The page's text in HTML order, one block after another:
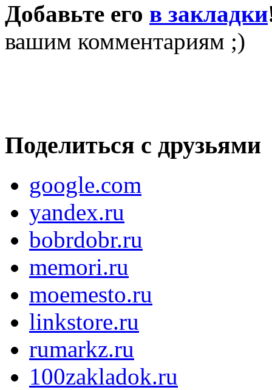
Добавьте его в закладки
вашим комментариям ;)
Поделиться с друзьями
google.com
yandex.ru
bobrdobr.ru
memori.ru
moemesto.ru
linkstore.ru
rumarkz.ru
100zakladok.ru